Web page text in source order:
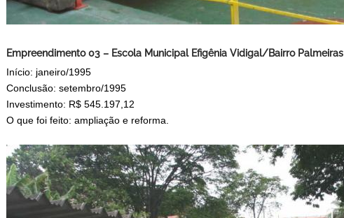
Empreendimento 03 – Escola Municipal Efigênia Vidigal/Bairro Palmeiras
Início: janeiro/1995
Conclusão: setembro/1995
Investimento: R$ 545.197,12
O que foi feito: ampliação e reforma.